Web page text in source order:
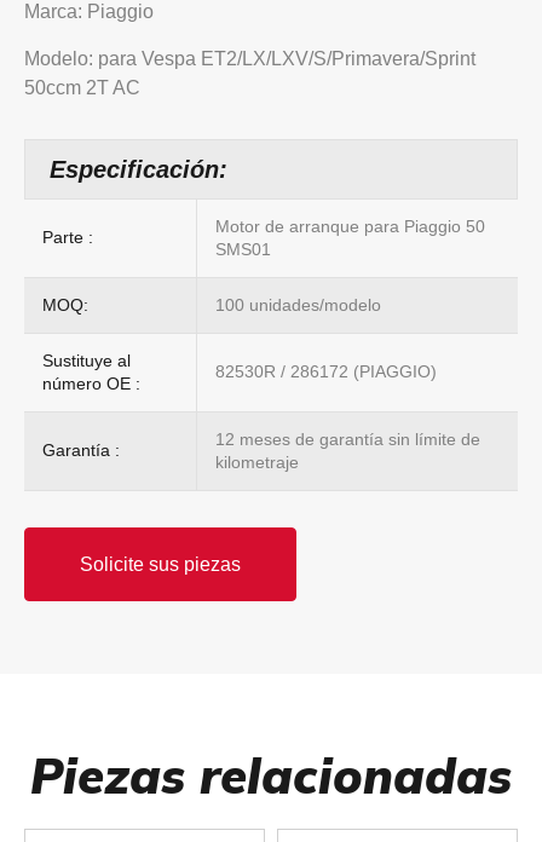
Marca: Piaggio
Modelo: para Vespa ET2/LX/LXV/S/Primavera/Sprint
50ccm 2T AC
Especificación:
Parte :
Motor de arranque para Piaggio 50
SMS01
MOQ: 100 unidades/modelo
Sustituye al
número OE :
82530R / 286172 (PIAGGIO)
Garantía :
12 meses de garantía sin límite de
kilometraje
Solicite sus piezas
Piezas relacionadas